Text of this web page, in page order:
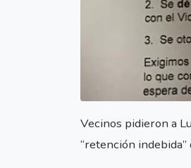
Vecinos pidieron a
“retención indebida”